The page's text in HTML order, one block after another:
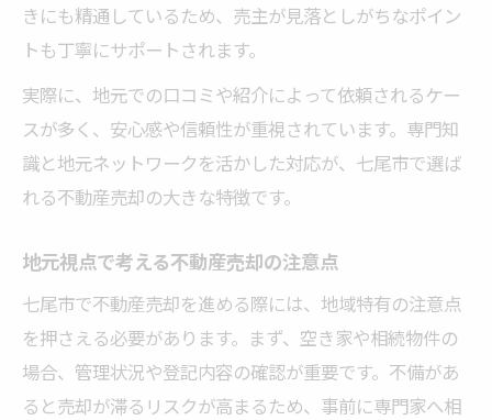
きにも精通しているため、売主が見落としがちなポイン
トも丁寧にサポートされます。
実際に、地元での口コミや紹介によって依頼されるケー
スが多く、安心感や信頼性が重視されています。専門知
識と地元ネットワークを活かした対応が、七尾市で選ば
れる不動産売却の大きな特徴です。
地元視点で考える不動産売却の注意点
七尾市で不動産売却を進める際には、地域特有の注意点
を押さえる必要があります。まず、空き家や相続物件の
場合、管理状況や登記内容の確認が重要です。不備があ
ると売却が滞るリスクが高まるため、事前に専門家へ相